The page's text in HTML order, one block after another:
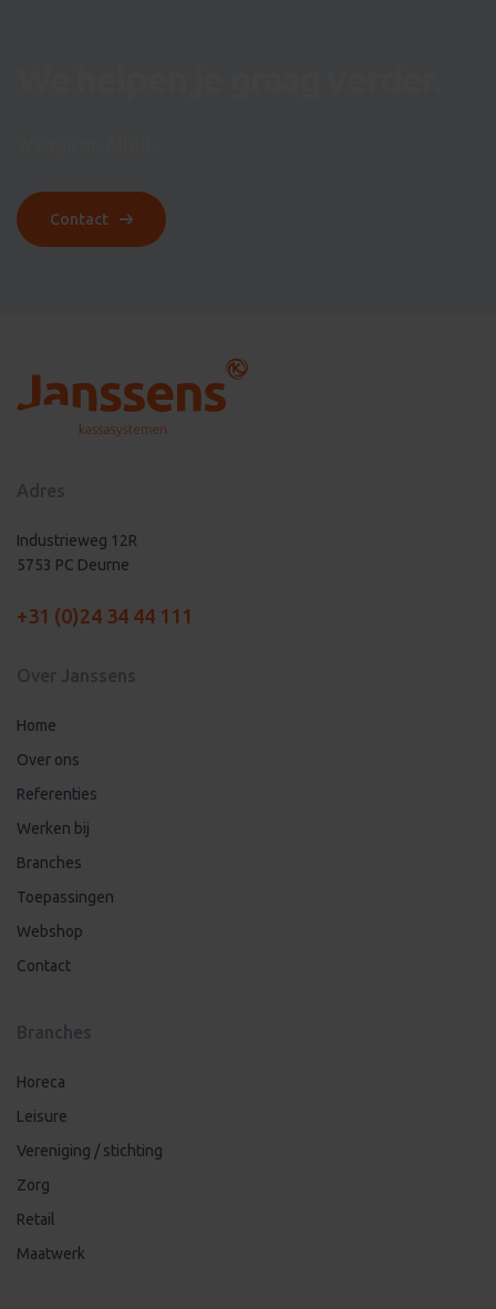
Contact
5753 PC Deurne
Over ons
Referenties
Werken bij
Branches
Toepassingen
Webshop
Contact
Leisure
Vereniging / stichting
Zorg
Retail
Maatwerk